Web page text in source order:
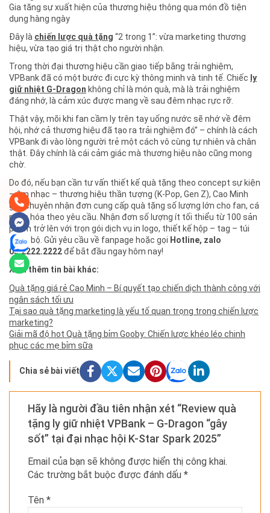
Gia tăng sự xuất hiện của thương hiệu thông qua món đồ tiện
dụng hàng ngày
Đây là chiến lược quà tặng “2 trong 1”: vừa marketing thương
hiệu, vừa tạo giá trị thật cho người nhận.
Trong thời đại thương hiệu cần giao tiếp bằng trải nghiệm,
VPBank đã có một bước đi cực kỳ thông minh và tinh tế. Chiếc ly
giữ nhiệt G-Dragon không chỉ là món quà, mà là trải nghiệm
đáng nhớ, là cảm xúc được mang về sau đêm nhạc rực rỡ.
Thật vậy, mõi khi fan cầm ly trên tay uống nước sẽ nhớ về đêm
hội, nhớ cả thương hiệu đã tạo ra trải nghiệm đó” – chính là cách
VPBank đi vào lòng người trẻ một cách vô cùng tự nhiên và chân
thật. Đây chính là cái cảm giác mà thương hiệu nào cũng mong
chờ.
Do đó, nếu bạn cần tư vấn thiết kế quà tặng theo concept sự kiện
– âm nhạc – thương hiệu thần tượng (K-Pop, Gen Z), Cao Minh
gift chuyên nhận đơn cung cấp quà tặng số lượng lớn cho fan, cá
nhân hóa theo yêu cầu. Nhận đơn số lượng ít tối thiểu từ 100 sản
phẩm trở lên với trọn gói dịch vụ in logo, thiết kế hộp – tag – túi
đồng bộ. Gửi yêu cầu về fanpage hoặc gọi Hotline, zalo
05.2222.2222để bắt đầu ngay hôm nay!
Xem thêm tin bài khác:
Quà tặng giá rẻ Cao Minh – Bí quyết tạo chiến dịch thành công với
ngân sách tối ưu
Tại sao quà tặng marketing là yếu tố quan trọng trong chiến lược
marketing?
Giải mã độ hot Quà tặng bỉm Gooby: Chiến lược khéo léo chinh
phục các mẹ bỉm sữa
Chia sẻ bài viết
Hãy là người đầu tiên nhận xét “Review quà
tặng ly giữ nhiệt VPBank – G-Dragon “gây
sốt” tại đại nhạc hội K-Star Spark 2025”
Email của bạn sẽ không được hiển thị công khai.
Các trường bắt buộc được đánh dấu *
Tên *